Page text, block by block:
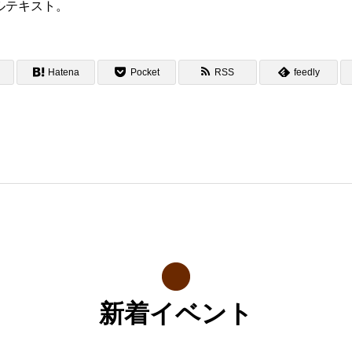
キスト。
Hatena Pocket RSS feedly
新着イベント